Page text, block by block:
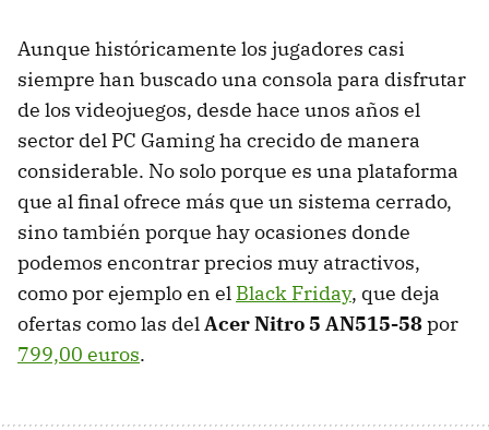
Aunque históricamente los jugadores casi
siempre han buscado una consola para disfrutar
de los videojuegos, desde hace unos años el
sector del PC Gaming ha crecido de manera
considerable. No solo porque es una plataforma
que al final ofrece más que un sistema cerrado,
sino también porque hay ocasiones donde
podemos encontrar precios muy atractivos,
como por ejemplo en el Black Friday, que deja
ofertas como las delAcer Nitro 5 AN515-58por
799,00 euros.